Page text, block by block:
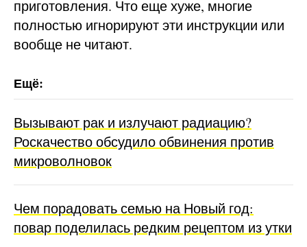
приготовления. Что еще хуже, многие
полностью игнорируют эти инструкции или
вообще не читают.
Вызывают рак и излучают радиацию?
Роскачество обсудило обвинения против
микроволновок
Чем порадовать семью на Новый год:
повар поделилась редким рецептом из утки